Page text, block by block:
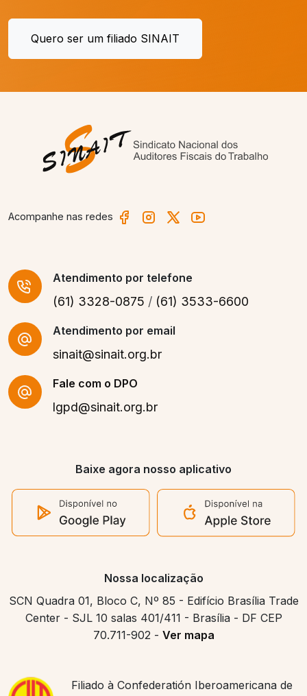
Quero ser um filiado SINAIT
Acompanhe nas redes
Atendimento por telefone
(61) 3328-0875 / (61) 3533-6600
Atendimento por email
sinait@sinait.org.br
Fale com o DPO
lgpd@sinait.org.br
Baixe agora nosso aplicativo
Nossa localização
SCN Quadra 01, Bloco C, Nº 85 - Edifício Brasília Trade
Center - SJL 10 salas 401/411 - Brasília - DF CEP
70.711-902 - Ver mapa
Filiado à Confederatión Iberoamericana de